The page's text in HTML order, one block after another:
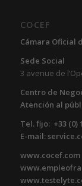
COCEF
Cámara Oficial
Sede Social
3 avenue de
Centro de
Atención al
Tel. fijo: +33 (0)
E-mail:
www.cocef.com